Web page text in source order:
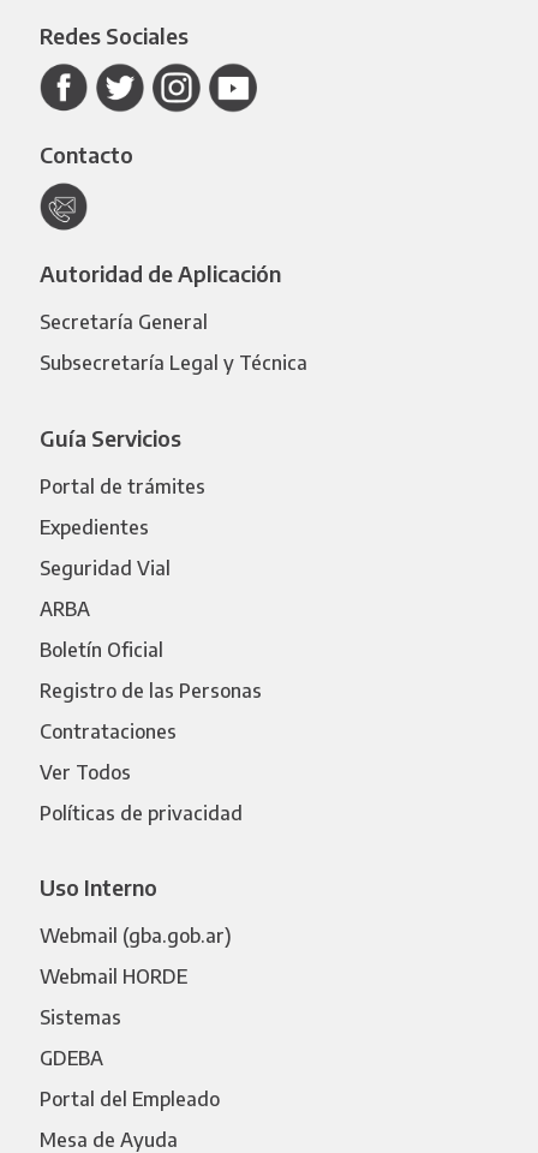
Redes Sociales
Contacto
Autoridad de Aplicación
Secretaría General
Subsecretaría Legal y Técnica
Guía Servicios
Portal de trámites
Expedientes
Seguridad Vial
ARBA
Boletín Oficial
Registro de las Personas
Contrataciones
Ver Todos
Políticas de privacidad
Uso Interno
Webmail (gba.gob.ar)
Webmail HORDE
Sistemas
GDEBA
Portal del Empleado
Mesa de Ayuda